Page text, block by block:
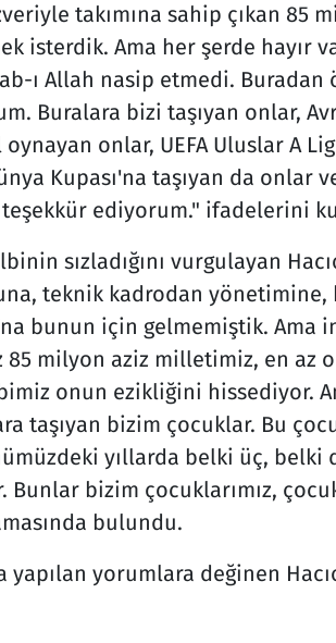
takımına sahip çıkan 85
isterdik. Ama her şerde hayır
ı Allah nasip etmedi. Buradan
Buralara bizi taşıyan onlar,
onlar, UEFA Uluslar A
Kupası'na taşıyan da onlar
ediyorum." ifadelerini
sızladığını vurgulayan
teknik kadrodan yönetimine,
bunun için gelmemiştik. Ama
85 milyon aziz milletimiz, en az
onun ezikliğini hissediyor.
taşıyan bizim çocuklar. Bu
yıllarda belki üç, belki
bizim çocuklarımız,
bulundu.
yapılan yorumlara değinen